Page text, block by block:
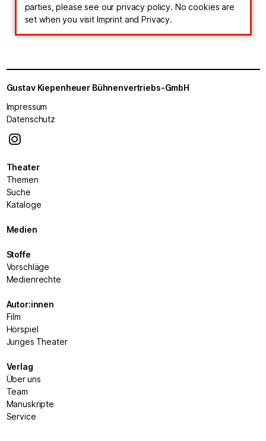
parties, please see our privacy policy. No cookies are
set when you visit Imprint and Privacy.
Gustav Kiepenheuer Bühnenvertriebs-GmbH
Impressum
Datenschutz
Theater
Themen
Suche
Kataloge
Medien
Stoffe
Vorschläge
Medienrechte
Autor:innen
Film
Hörspiel
Junges Theater
Verlag
Über uns
Team
Manuskripte
Service